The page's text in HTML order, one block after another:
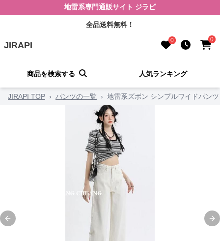
地雷系専門通販サイト ジラピ
全品送料無料！
JIRAPI 0 0
商品を検索する 人気ランキング
JIRAPI TOP › パンツの一覧 › 地雷系ズボン シンプルワイドパンツ
Previous slide